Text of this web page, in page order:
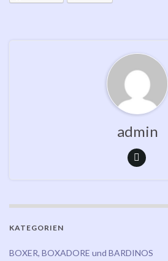
admin
KATEGORIEN
BOXER, BOXADORE und BARDINOS